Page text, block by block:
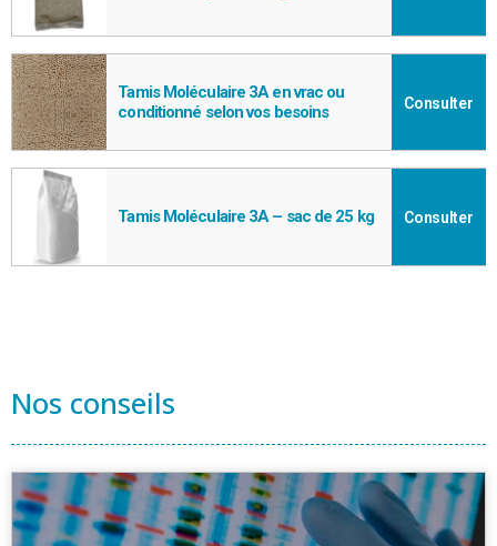
Tamis Moléculaire 3A en vrac ou
conditionné selon vos besoins
Consulter
Tamis Moléculaire 3A – sac de 25 kg Consulter
Nos conseils